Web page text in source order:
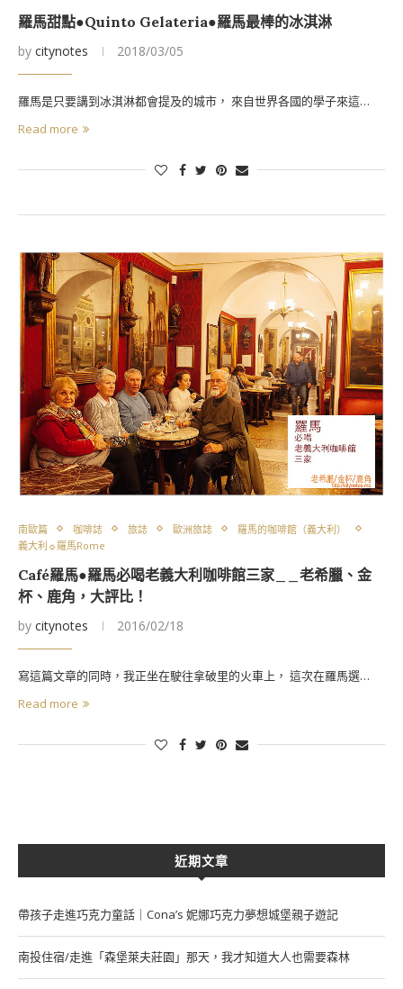
羅馬甜點●Quinto Gelateria●羅馬最棒的冰淇淋
by citynotes 2018/03/05
羅馬是只要講到冰淇淋都會提及的城市， 來自世界各國的學子來這…
Read more
南歐篇 咖啡誌 旅誌 歐洲旅誌
羅馬的咖啡館（義大利）
義大利☼羅馬Rome
Café羅馬●羅馬必喝老義大利咖啡館三家__老希臘、金
杯、鹿角，大評比！
by citynotes 2016/02/18
寫這篇文章的同時，我正坐在駛往拿破里的火車上， 這次在羅馬選…
Read more
近期文章
帶孩子走進巧克力童話｜Cona’s 妮娜巧克力夢想城堡親子遊記
南投住宿/走進「森堡萊夫莊園」那天，我才知道大人也需要森林